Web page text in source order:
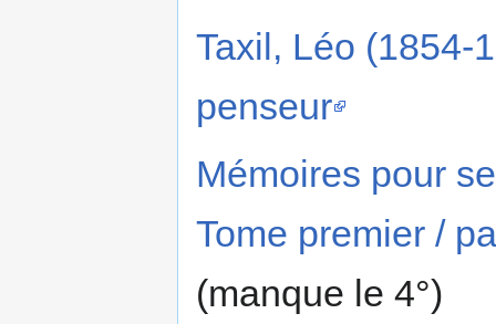
Taxil, Léo (1854-
penseur
Mémoires pour
Tome premier /
(manque le 4°)